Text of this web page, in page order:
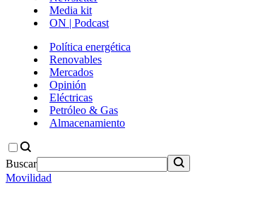
Media kit
ON | Podcast
Política energética
Renovables
Mercados
Opinión
Eléctricas
Petróleo & Gas
Almacenamiento
Buscar
Movilidad